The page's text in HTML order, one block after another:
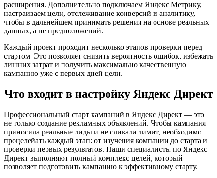
расширения. Дополнительно подключаем Яндекс Метрику,
настраиваем цели, отслеживание конверсий и аналитику,
чтобы в дальнейшем принимать решения на основе реальных
данных, а не предположений.
Каждый проект проходит несколько этапов проверки перед
стартом. Это позволяет снизить вероятность ошибок, избежать
лишних затрат и получить максимально качественную
кампанию уже с первых дней цели.
Что входит в настройку Яндекс Директ
Профессиональный старт кампаний в Яндекс Директ — это
не только создание рекламных объявлений. Чтобы кампания
приносила реальные лиды и не сливала лимит, необходимо
процелейать каждый этап: от изучения компании до старта и
проверки первых результатов. Наши специалисты по Яндекс
Директ выполняют полный комплекс целей, который
позволяет подготовить кампанию к эффективному старту.